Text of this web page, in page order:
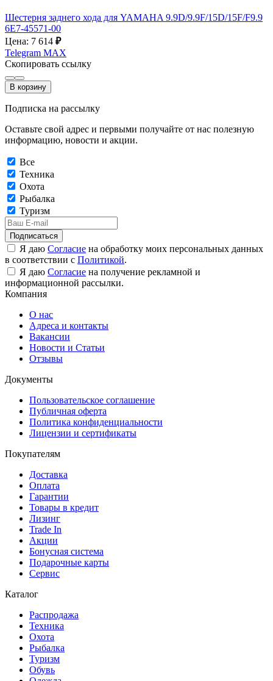
Шестерня заднего хода для YAMAHA 9.9D/9.9F/15D/15F/F9.9
6E7-45571-00
Цена: 7 614 ₽
Telegram MAX
Скопировать ссылку
В корзину
Подписка на рассылку
Оставьте свой адрес и первыми получайте от нас полезную
информацию, новости и акции.
Все
Техника
Охота
Рыбалка
Туризм
Подписаться
Я даю Согласие на обработку моих персональных данных
в соответствии с Политикой.
Я даю Согласие на получение рекламной и
информационной рассылки.
Компания
О нас
Адреса и контакты
Вакансии
Новости и Статьи
Отзывы
Документы
Пользовательское соглашение
Публичная оферта
Политика конфиденциальности
Лицензии и сертификаты
Покупателям
Доставка
Оплата
Гарантии
Товары в кредит
Лизинг
Trade In
Акции
Бонусная система
Подарочные карты
Сервис
Каталог
Распродажа
Техника
Охота
Рыбалка
Туризм
Обувь